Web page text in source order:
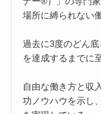
場所に縛られない
過去に3度のどん
を達成するまでに
自由な働き方と収
功ノウハウを示し